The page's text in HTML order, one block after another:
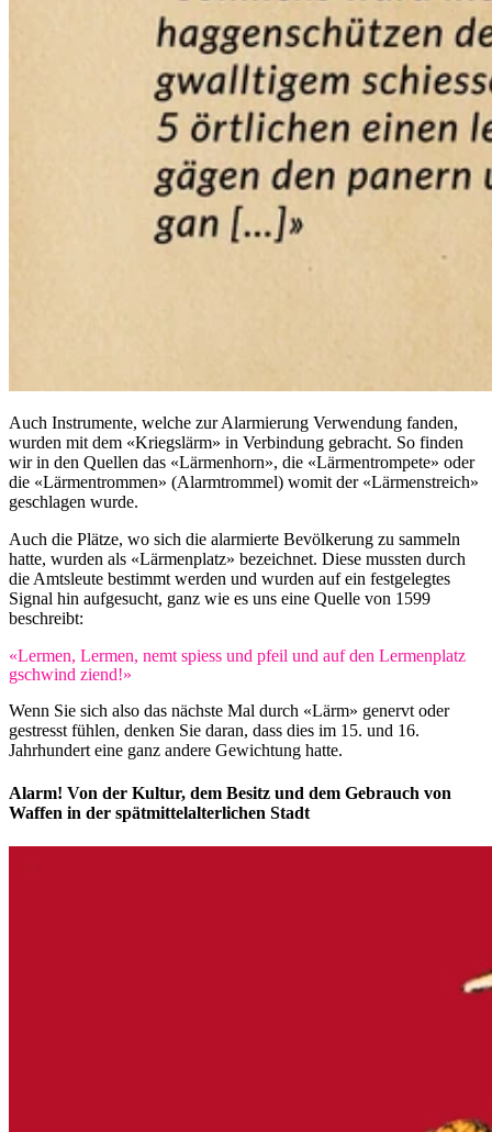
Auch Instrumente, welche zur Alarmierung Verwendung fanden,
wurden mit dem «Kriegslärm» in Verbindung gebracht. So finden
wir in den Quellen das «Lärmenhorn», die «Lärmentrompete» oder
die «Lärmentrommen» (Alarmtrommel) womit der «Lärmenstreich»
geschlagen wurde.
Auch die Plätze, wo sich die alarmierte Bevölkerung zu sammeln
hatte, wurden als «Lärmenplatz» bezeichnet. Diese mussten durch
die Amtsleute bestimmt werden und wurden auf ein festgelegtes
Signal hin aufgesucht, ganz wie es uns eine Quelle von 1599
beschreibt:
«Lermen, Lermen, nemt spiess und pfeil und auf den Lermen­platz
gschwind ziend!»
Wenn Sie sich also das nächste Mal durch «Lärm» genervt oder
gestresst fühlen, denken Sie daran, dass dies im 15. und 16.
Jahrhundert eine ganz andere Gewichtung hatte.
Alarm! Von der Kultur, dem Besitz und dem Gebrauch von
Waffen in der spätmit­tel­al­ter­li­chen Stadt